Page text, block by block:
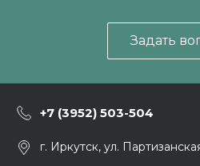
Задать
+7 (3952) 503-504
г. Иркутск, ул.